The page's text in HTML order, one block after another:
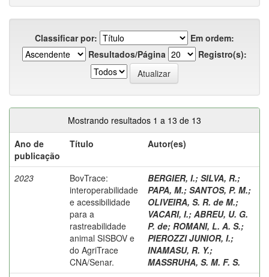
Classificar por:
Em ordem:
Resultados/Página
Registro(s):
Mostrando resultados 1 a 13 de 13
Ano de
publicação
Título Autor(es)
2023
BovTrace:
interoperabilidade
e acessibilidade
para a
rastreabilidade
animal SISBOV e
do AgriTrace
CNA/Senar.
BERGIER, I.; SILVA, R.;
PAPA, M.; SANTOS, P. M.;
OLIVEIRA, S. R. de M.;
VACARI, I.; ABREU, U. G.
P. de; ROMANI, L. A. S.;
PIEROZZI JUNIOR, I.;
INAMASU, R. Y.;
MASSRUHA, S. M. F. S.